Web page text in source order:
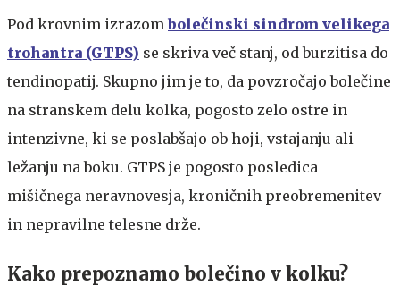
Pod krovnim izrazom bolečinski sindrom velikega
trohantra (GTPS) se skriva več stanj, od burzitisa do
tendinopatij. Skupno jim je to, da povzročajo bolečine
na stranskem delu kolka, pogosto zelo ostre in
intenzivne, ki se poslabšajo ob hoji, vstajanju ali
ležanju na boku. GTPS je pogosto posledica
mišičnega neravnovesja, kroničnih preobremenitev
in nepravilne telesne drže.
Kako prepoznamo bolečino v kolku?